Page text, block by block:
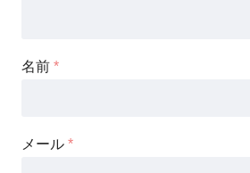
名前 *
メール *